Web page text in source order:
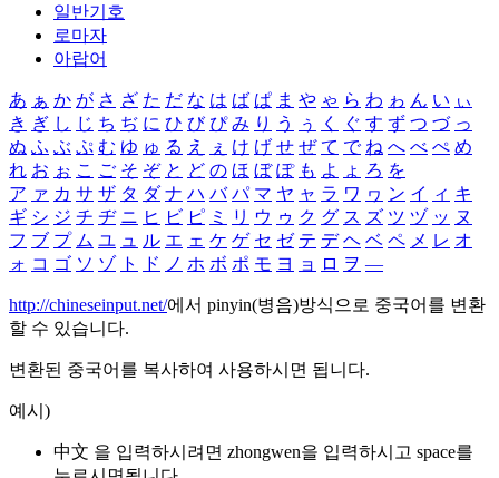
일반기호
로마자
아랍어
あ ぁ か が さ ざ た だ な は ば ぱ ま や ゃ ら わ ゎ ん い ぃ
き ぎ し じ ち ぢ に ひ び ぴ み り う ぅ く ぐ す ず つ づ っ
ぬ ふ ぶ ぷ む ゆ ゅ る え ぇ け げ せ ぜ て で ね へ べ ぺ め
れ お ぉ こ ご そ ぞ と ど の ほ ぼ ぽ も よ ょ ろ を
ア ァ カ サ ザ タ ダ ナ ハ バ パ マ ヤ ャ ラ ワ ヮ ン イ ィ キ
ギ シ ジ チ ヂ ニ ヒ ビ ピ ミ リ ウ ゥ ク グ ス ズ ツ ヅ ッ ヌ
フ ブ プ ム ユ ュ ル エ ェ ケ ゲ セ ゼ テ デ ヘ ベ ペ メ レ オ
ォ コ ゴ ソ ゾ ト ド ノ ホ ボ ポ モ ヨ ョ ロ ヲ ―
http://chineseinput.net/에서 pinyin(병음)방식으로 중국어를 변환
할 수 있습니다.
변환된 중국어를 복사하여 사용하시면 됩니다.
예시)
中文 을 입력하시려면 zhongwen을 입력하시고 space를